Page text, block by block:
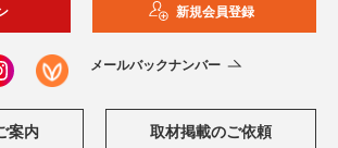
新規会員登録
メールバックナンバー
案内 取材掲載のご依頼